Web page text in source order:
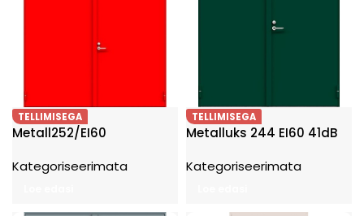
TELLIMISEGA
Metall252/EI60
Kategoriseerimata
TELLIMISEGA
Metalluks 244 EI60 41dB
Kategoriseerimata